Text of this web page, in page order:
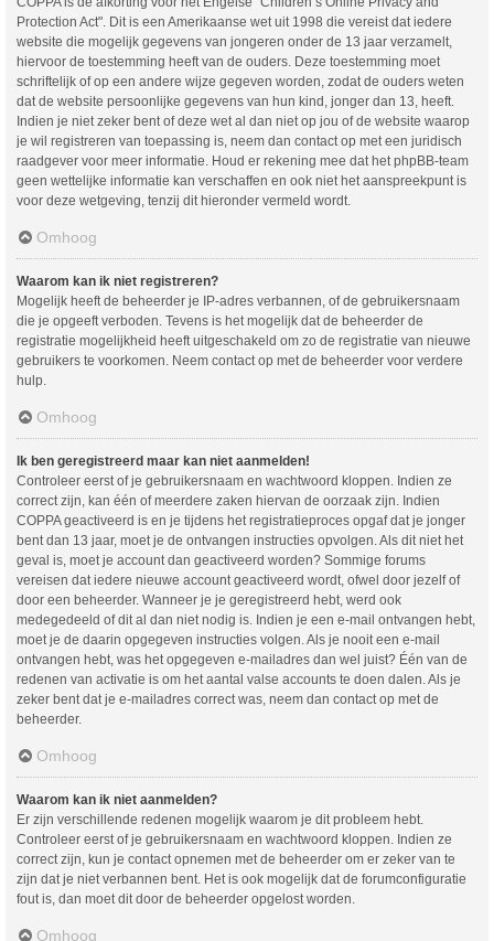
Protection Act". Dit is een Amerikaanse wet uit 1998 die vereist dat iedere
website die mogelijk gegevens van jongeren onder de 13 jaar verzamelt,
hiervoor de toestemming heeft van de ouders. Deze toestemming moet
schriftelijk of op een andere wijze gegeven worden, zodat de ouders weten
dat de website persoonlijke gegevens van hun kind, jonger dan 13, heeft.
Indien je niet zeker bent of deze wet al dan niet op jou of de website waarop
je wil registreren van toepassing is, neem dan contact op met een juridisch
raadgever voor meer informatie. Houd er rekening mee dat het phpBB-team
geen wettelijke informatie kan verschaffen en ook niet het aanspreekpunt is
voor deze wetgeving, tenzij dit hieronder vermeld wordt.
Omhoog
Waarom kan ik niet registreren?
Mogelijk heeft de beheerder je IP-adres verbannen, of de gebruikersnaam
die je opgeeft verboden. Tevens is het mogelijk dat de beheerder de
registratie mogelijkheid heeft uitgeschakeld om zo de registratie van nieuwe
gebruikers te voorkomen. Neem contact op met de beheerder voor verdere
hulp.
Omhoog
Ik ben geregistreerd maar kan niet aanmelden!
Controleer eerst of je gebruikersnaam en wachtwoord kloppen. Indien ze
correct zijn, kan één of meerdere zaken hiervan de oorzaak zijn. Indien
COPPA geactiveerd is en je tijdens het registratieproces opgaf dat je jonger
bent dan 13 jaar, moet je de ontvangen instructies opvolgen. Als dit niet het
geval is, moet je account dan geactiveerd worden? Sommige forums
vereisen dat iedere nieuwe account geactiveerd wordt, ofwel door jezelf of
door een beheerder. Wanneer je je geregistreerd hebt, werd ook
medegedeeld of dit al dan niet nodig is. Indien je een e-mail ontvangen hebt,
moet je de daarin opgegeven instructies volgen. Als je nooit een e-mail
ontvangen hebt, was het opgegeven e-mailadres dan wel juist? Één van de
redenen van activatie is om het aantal valse accounts te doen dalen. Als je
zeker bent dat je e-mailadres correct was, neem dan contact op met de
beheerder.
Omhoog
Waarom kan ik niet aanmelden?
Er zijn verschillende redenen mogelijk waarom je dit probleem hebt.
Controleer eerst of je gebruikersnaam en wachtwoord kloppen. Indien ze
correct zijn, kun je contact opnemen met de beheerder om er zeker van te
zijn dat je niet verbannen bent. Het is ook mogelijk dat de forumconfiguratie
fout is, dan moet dit door de beheerder opgelost worden.
Omhoog